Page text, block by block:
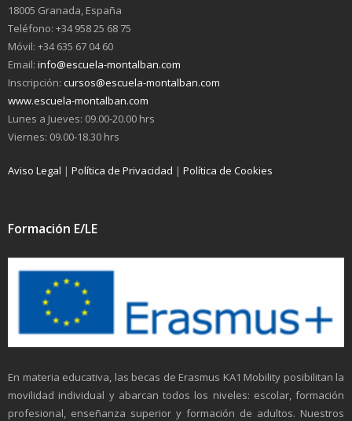
18005 Granada, España
Teléfono: +34 958 25 68 75
Móvil: +34 635 67 04 60
Email: info@escuela-montalban.com
Inscripción: cursos@escuela-montalban.com
www.escuela-montalban.com
Lunes a Jueves: 09.00-20.00 hrs
Viernes: 09.00-18.30 hrs
Aviso Legal | Política de Privacidad | Política de Cookies
Formación E/LE
En materia educativa, las becas de Erasmus KA1 Mobility posibilitan la
movilidad individual y abarcan todos los niveles: escolar, formación
profesional, enseñanza superior y formación de adultos. Nuestros